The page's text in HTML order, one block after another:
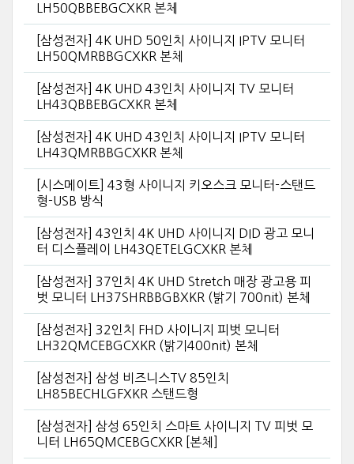
LH50QBBEBGCXKR 본체
[삼성전자] 4K UHD 50인치 사이니지 IPTV 모니터
LH50QMRBBGCXKR 본체
[삼성전자] 4K UHD 43인치 사이니지 TV 모니터
LH43QBBEBGCXKR 본체
[삼성전자] 4K UHD 43인치 사이니지 IPTV 모니터
LH43QMRBBGCXKR 본체
[시스메이트] 43형 사이니지 키오스크 모니터-스탠드
형-USB 방식
[삼성전자] 43인치 4K UHD 사이니지 DID 광고 모니
터 디스플레이 LH43QETELGCXKR 본체
[삼성전자] 37인치 4K UHD Stretch 매장 광고용 피
벗 모니터 LH37SHRBBGBXKR (밝기 700nit) 본체
[삼성전자] 32인치 FHD 사이니지 피벗 모니터
LH32QMCEBGCXKR (밝기400nit) 본체
[삼성전자] 삼성 비즈니스TV 85인치
LH85BECHLGFXKR 스탠드형
[삼성전자] 삼성 65인치 스마트 사이니지 TV 피벗 모
니터 LH65QMCEBGCXKR [본체]